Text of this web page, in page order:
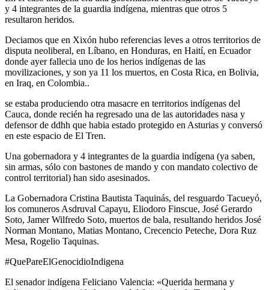
y 4 integrantes de la guardia indígena, mientras que otros 5
resultaron heridos.
Deciamos que en Xixón hubo referencias leves a otros territorios de
disputa neoliberal, en Líbano, en Honduras, en Haití, en Ecuador
donde ayer fallecia uno de los herios indígenas de las
movilizaciones, y son ya 11 los muertos, en Costa Rica, en Bolivia,
en Iraq, en Colombia..
se estaba produciendo otra masacre en territorios indígenas del
Cauca, donde recién ha regresado una de las autoridades nasa y
defensor de ddhh que habia estado protegido en Asturias y conversó
en este espacio de El Tren.
Una gobernadora y 4 integrantes de la guardia indígena (ya saben,
sin armas, sólo con bastones de mando y con mandato colectivo de
control territorial) han sido asesinados.
La Gobernadora Cristina Bautista Taquinás, del resguardo Tacueyó,
los comuneros Asdruval Capayu, Eliodoro Finscue, José Gerardo
Soto, Jamer Wilfredo Soto, muertos de bala, resultando heridos José
Norman Montano, Matias Montano, Crecencio Peteche, Dora Ruz
Mesa, Rogelio Taquinas.
#QuePareElGenocidioIndigena
El senador indígena Feliciano Valencia: «Querida hermana y